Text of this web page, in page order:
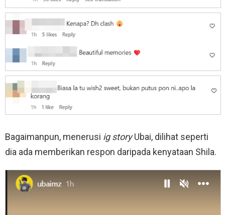
Bagaimanpun, menerusi ig storyUbai, dilihat seperti
dia ada memberikan respon daripada kenyataan Shila.